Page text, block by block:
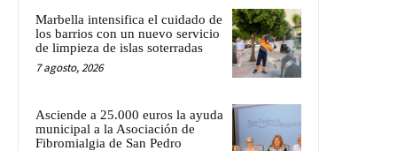
Marbella intensifica el cuidado de
los barrios con un nuevo servicio
de limpieza de islas soterradas
7 agosto, 2026
Asciende a 25.000 euros la ayuda
municipal a la Asociación de
Fibromialgia de San Pedro